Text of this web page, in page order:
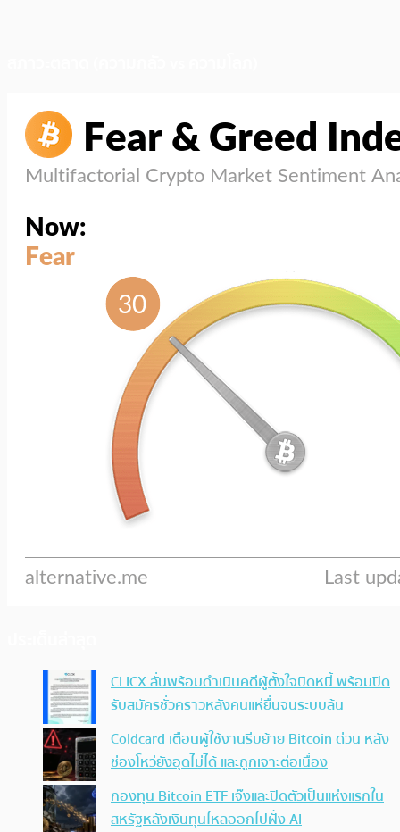
CLICX ลั่นพร้อมดำเนินคดีผู้ตั้งใจบิดหนี้ พร้อมปิด
รับสมัครชั่วคราวหลังคนแห่ยื่นจนระบบล้น
Coldcard เตือนผู้ใช้งานรีบย้าย Bitcoin ด่วน หลัง
ช่องโหว่ยังอุดไม่ได้ และถูกเจาะต่อเนื่อง
กองทุน Bitcoin ETF เจ๊งและปิดตัวเป็นแห่งแรกใน
สหรัฐหลังเงินทุนไหลออกไปฝั่ง AI